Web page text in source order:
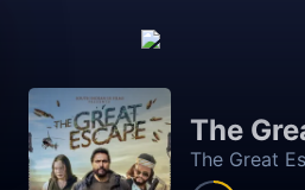
The
The Great